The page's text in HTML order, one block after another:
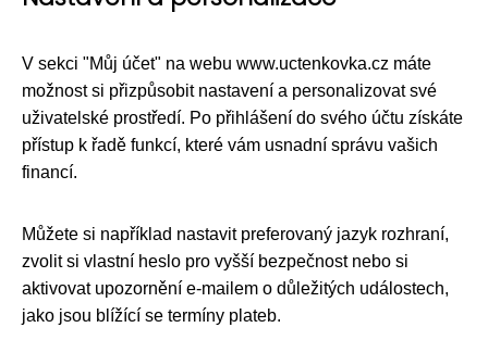
V sekci "Můj účet" na webu www.uctenkovka.cz máte
možnost si přizpůsobit nastavení a personalizovat své
uživatelské prostředí. Po přihlášení do svého účtu získáte
přístup k řadě funkcí, které vám usnadní správu vašich
financí.
Můžete si například nastavit preferovaný jazyk rozhraní,
zvolit si vlastní heslo pro vyšší bezpečnost nebo si
aktivovat upozornění e-mailem o důležitých událostech,
jako jsou blížící se termíny plateb.